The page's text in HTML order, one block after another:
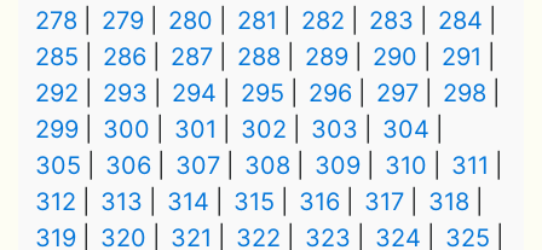
278
279 280 281 282 283
284
285
286 287 288 289 290
291
292
293 294 295 296 297
298
299
300 301 302 303
304
305
306 307 308 309 310
311
312
313 314 315 316 317
318
319
320 321 322 323 324
325